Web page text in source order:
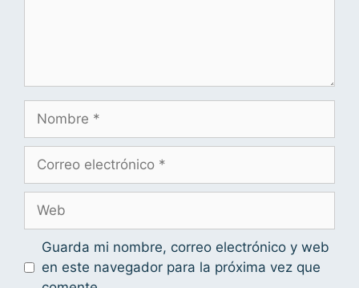
Guarda mi nombre, correo electrónico y web
en este navegador para la próxima vez que